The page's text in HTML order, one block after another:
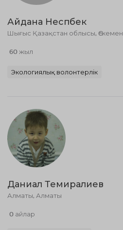
Айдана Неспбек
Шығыс Қазақстан облысы, Өскемен
60 жыл
Экологиялық волонтерлік
Даниал Темиралиев
Алматы, Алматы
0 айлар